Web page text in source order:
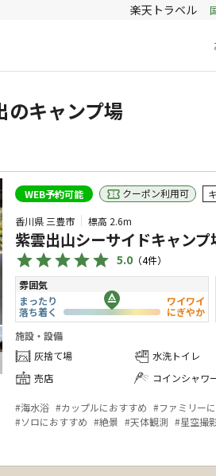
楽天トラベル
のキャンプ場
WEB予約可能 クーポン利用可
香川県 三豊市
標高 2.6m
紫雲出山シーサイドキャンプ
5.0 （4件）
雰囲気
まったり
落ち着く
ワイワイ
にぎやか
施設・設備
灰捨て場
水洗トイレ
売店
コインシャワ
#海水浴 #カップルにおすすめ #ファミリー
#ソロにおすすめ #絶景 #天体観測 #星空撮